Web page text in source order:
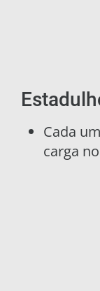
Cada
carga